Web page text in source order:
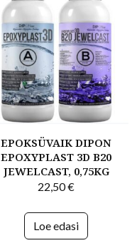
EPOKSÜVAIK DIPON
EPOXYPLAST 3D B20
JEWELCAST, 0,75KG
22,50€
Loe edasi